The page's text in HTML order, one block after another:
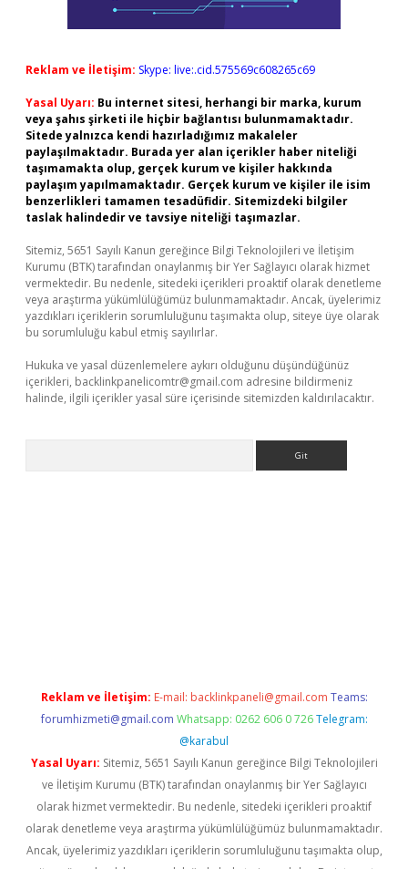
Reklam ve İletişim: Skype: live:.cid.575569c608265c69
Yasal Uyarı: Bu internet sitesi, herhangi bir marka, kurum
veya şahıs şirketi ile hiçbir bağlantısı bulunmamaktadır.
Sitede yalnızca kendi hazırladığımız makaleler
paylaşılmaktadır. Burada yer alan içerikler haber niteliği
taşımamakta olup, gerçek kurum ve kişiler hakkında
paylaşım yapılmamaktadır. Gerçek kurum ve kişiler ile isim
benzerlikleri tamamen tesadüfidir. Sitemizdeki bilgiler
taslak halindedir ve tavsiye niteliği taşımazlar.
Sitemiz, 5651 Sayılı Kanun gereğince Bilgi Teknolojileri ve İletişim
Kurumu (BTK) tarafından onaylanmış bir Yer Sağlayıcı olarak hizmet
vermektedir. Bu nedenle, sitedeki içerikleri proaktif olarak denetleme
veya araştırma yükümlülüğümüz bulunmamaktadır. Ancak, üyelerimiz
yazdıkları içeriklerin sorumluluğunu taşımakta olup, siteye üye olarak
bu sorumluluğu kabul etmiş sayılırlar.
Hukuka ve yasal düzenlemelere aykırı olduğunu düşündüğünüz
içerikleri, backlinkpanelicomtr@gmail.com adresine bildirmeniz
halinde, ilgili içerikler yasal süre içerisinde sitemizden kaldırılacaktır.
Reklam ve İletişim: E-mail: backlinkpaneli@gmail.com Teams:
forumhizmeti@gmail.com Whatsapp: 0262 606 0 726 Telegram:
@karabul
Yasal Uyarı: Sitemiz, 5651 Sayılı Kanun gereğince Bilgi Teknolojileri
ve İletişim Kurumu (BTK) tarafından onaylanmış bir Yer Sağlayıcı
olarak hizmet vermektedir. Bu nedenle, sitedeki içerikleri proaktif
olarak denetleme veya araştırma yükümlülüğümüz bulunmamaktadır.
Ancak, üyelerimiz yazdıkları içeriklerin sorumluluğunu taşımakta olup,